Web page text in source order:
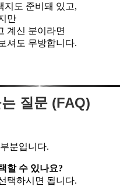
지도 준비돼 있고,
만
계신 분이라면
셔도 무방합니다.
질문 (FAQ)
분입니다.
할 수 있나요?
택하시면 됩니다.